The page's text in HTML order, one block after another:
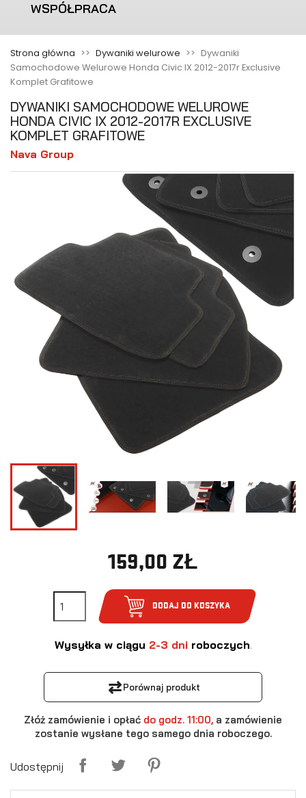
WSPÓŁPRACA
Strona główna Dywaniki welurowe
Dywaniki
Samochodowe Welurowe Honda Civic IX 2012-2017r Exclusive
Komplet Grafitowe
DYWANIKI SAMOCHODOWE WELUROWE
HONDA CIVIC IX 2012-2017R EXCLUSIVE
KOMPLET GRAFITOWE
Nava Group
159,00 ZŁ
DODAJ DO KOSZYKA
Wysyłka w ciągu 2-3 dni roboczych.
⇄ Porównaj produkt
Złóż zamówienie i opłać do godz. 11:00, a zamówienie
zostanie wysłane tego samego dnia roboczego.
Udostępnij